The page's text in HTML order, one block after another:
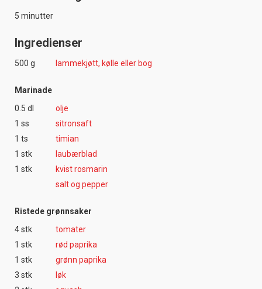
5 minutter
Ingredienser
500 g lammekjøtt, kølle eller bog
Marinade
0.5 dl
olje
1 ss
sitronsaft
1 ts
timian
1 stk
laubærblad
1 stk
kvist rosmarin
salt og pepper
Ristede grønnsaker
4 stk
tomater
1 stk
rød paprika
1 stk
grønn paprika
3 stk
løk